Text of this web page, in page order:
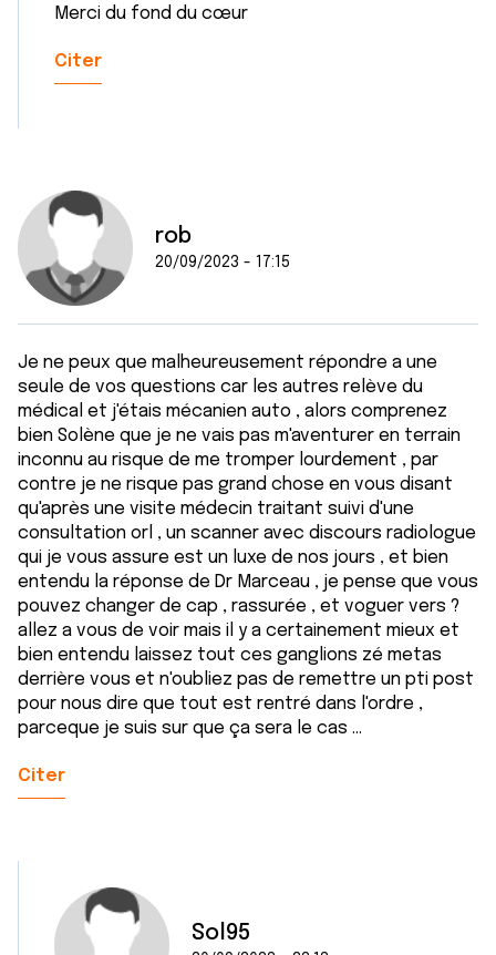
Merci du fond du cœur
Citer
rob
20/09/2023 - 17:15
Je ne peux que malheureusement répondre a une
seule de vos questions car les autres relève du
médical et j'étais mécanien auto , alors comprenez
bien Solène que je ne vais pas m'aventurer en terrain
inconnu au risque de me tromper lourdement , par
contre je ne risque pas grand chose en vous disant
qu'après une visite médecin traitant suivi d'une
consultation orl , un scanner avec discours radiologue
qui je vous assure est un luxe de nos jours , et bien
entendu la réponse de Dr Marceau , je pense que vous
pouvez changer de cap , rassurée , et voguer vers ?
allez a vous de voir mais il y a certainement mieux et
bien entendu laissez tout ces ganglions zé metas
derrière vous et n'oubliez pas de remettre un pti post
pour nous dire que tout est rentré dans l'ordre ,
parceque je suis sur que ça sera le cas ...
Citer
Sol95